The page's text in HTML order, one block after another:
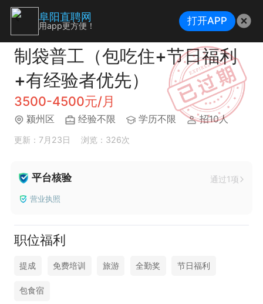
制袋普工（包吃住+节日福利
+有经验者优先）
3500-4500元/月
颍州区 经验不限 学历不限 招10人
更新：7月23日 浏览：326次
平台核验 通过1项
营业执照
职位福利
提成 免费培训 旅游 全勤奖 节日福利
包食宿
阜阳直聘网
用app更方便！ 打开APP